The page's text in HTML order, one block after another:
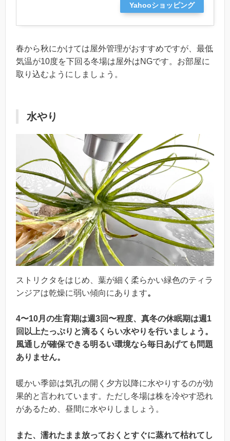
Yahooショッピング
春から秋にかけては屋外管理がおすすめですが、最低
気温が10度を下回る冬場は屋外はNGです。お部屋に
取り込むようにしましょう。
水やり
ストリクタをはじめ、葉が細く柔らかい緑色のティラ
ンジアは乾燥に弱い傾向にあります。
4〜10月の生育期は週3回〜程度、真冬の休眠期は週1
回以上たっぷりと滴るくらい水やりを行いましょう。
風通しが確保できる明るい環境なら毎日あげても問題
ありません。
暖かい季節は気孔の開く夕方以降に水やりするのが効
果的と言われています。ただし冬場は株を冷やす恐れ
があるため、昼間に水やりしましょう。
また、濡れたまま放っておくとすぐに蒸れて枯れてし